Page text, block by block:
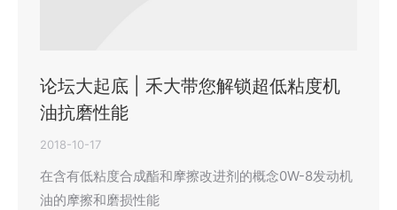
论坛大起底 | 禾大带您解锁超低粘度机
油抗磨性能
2018-10-17
在含有低粘度合成酯和摩擦改进剂的概念0W-8发动机
油的摩擦和磨损性能